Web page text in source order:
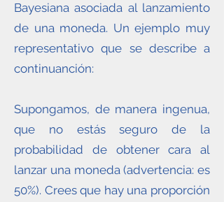
Bayesiana asociada al lanzamiento
de una moneda. Un ejemplo muy
representativo que se describe a
continuanción:
Supongamos, de manera ingenua,
que no estás seguro de la
probabilidad de obtener cara al
lanzar una moneda (advertencia: es
50%). Crees que hay una proporción